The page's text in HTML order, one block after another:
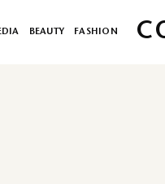
BEAUTY FASHION